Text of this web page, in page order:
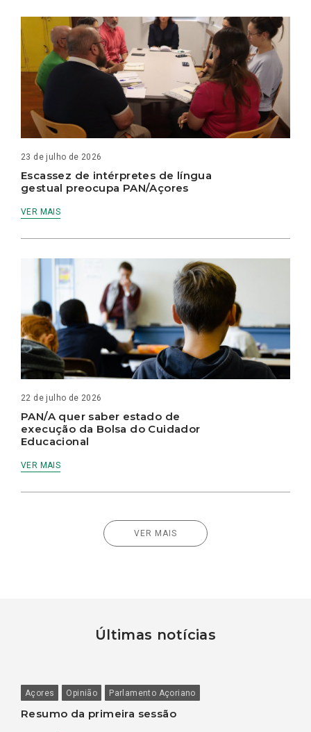
23 de julho de 2026
Escassez de intérpretes de língua
gestual preocupa PAN/Açores
VER MAIS
22 de julho de 2026
PAN/A quer saber estado de
execução da Bolsa do Cuidador
Educacional
VER MAIS
VER MAIS
Últimas notícias
Açores Opinião Parlamento Açoriano
Resumo da primeira sessão